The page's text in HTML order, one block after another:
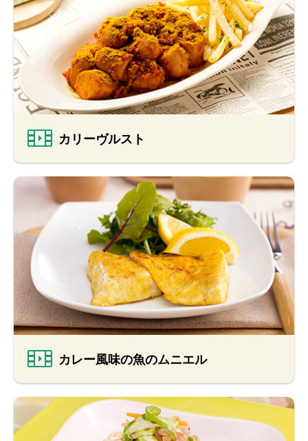
カリーヴルスト
カレー風味の魚のムニエル